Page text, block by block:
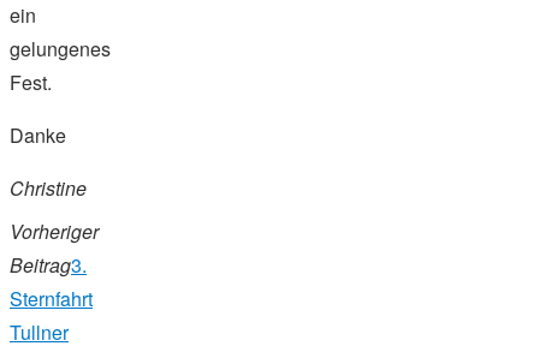
ein
gelungenes
Fest.
Danke
Christine
Vorheriger
Beitrag3.
Sternfahrt
Tullner